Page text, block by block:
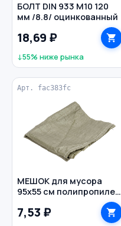
БОЛТ DIN 933 M10 120
мм /8.8/ оцинкованный
18,69 ₽
↓55% ниже рынка
Арт. fac383fc
МЕШОК для мусора
95х55 см полипропилен
7,53 ₽